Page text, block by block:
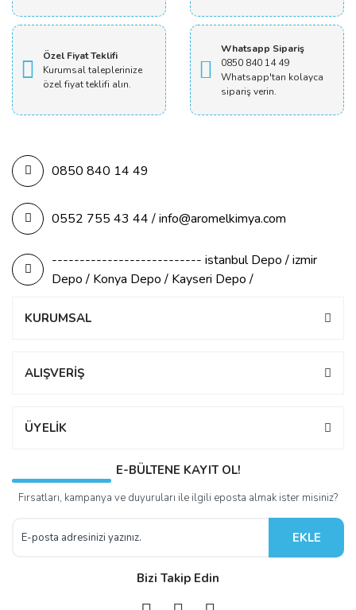
Özel Fiyat Teklifi
Kurumsal taleplerinize
özel fiyat teklifi alın.
Whatsapp Sipariş
0850 840 14 49
Whatsapp'tan kolayca
sipariş verin.
0850 840 14 49
0552 755 43 44 / info@aromelkimya.com
--------------------------- istanbul Depo / izmir
Depo / Konya Depo / Kayseri Depo /
KURUMSAL
ALIŞVERİŞ
ÜYELİK
E-BÜLTENE KAYIT OL!
Fırsatları, kampanya ve duyuruları ile ilgili eposta almak ister misiniz?
EKLE
Bizi Takip Edin